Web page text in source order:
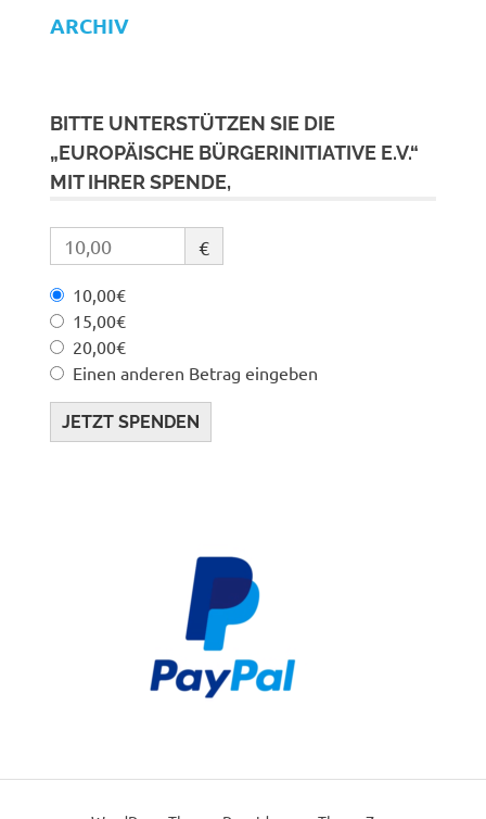
ARCHIV
BITTE UNTERSTÜTZEN SIE DIE
„EUROPÄISCHE BÜRGERINITIATIVE E.V.“
MIT IHRER SPENDE,
€
10,00€
15,00€
20,00€
Einen anderen Betrag eingeben
JETZT SPENDEN